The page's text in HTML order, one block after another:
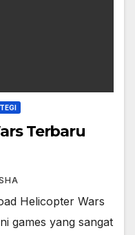
Terbaru
Helicopter Wars
games yang sangat